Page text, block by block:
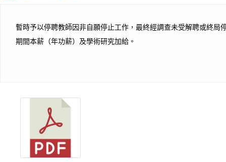
暫時予以停聘教師因非自願停止工作，最終經調查未受解聘或終局
期間本薪（年功薪）及學術研究加給。